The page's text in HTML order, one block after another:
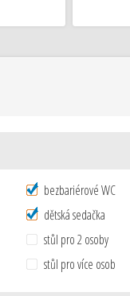
bezbariérové WC
dětská sedačka
stůl pro 2 osoby
stůl pro více osob